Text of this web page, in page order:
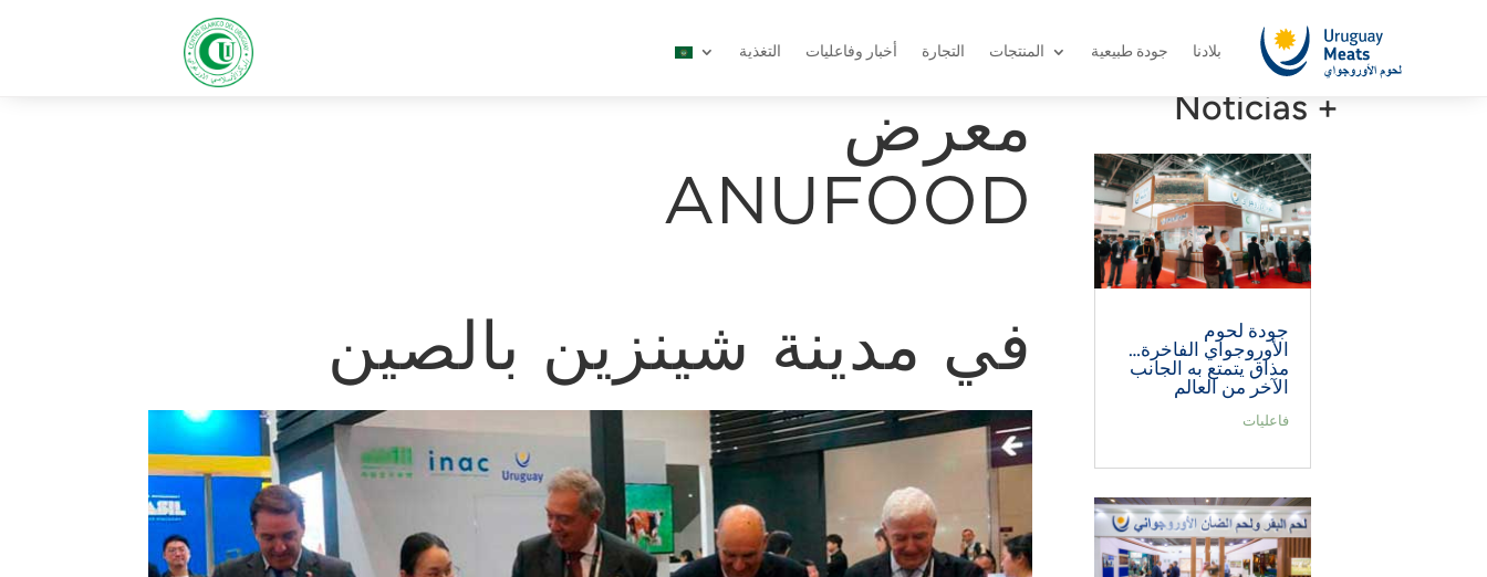
بلادنا جودة طبيعية المنتجات التجارة أخبار وفاعليات التغذية
معرض
ANUFOOD
في مدينة شينزين بالصين
+ Noticias
جودة لحوم
الأوروجواي الفاخرة…
مذاق يتمتع به الجانب
الآخر من العالم
فاعليات